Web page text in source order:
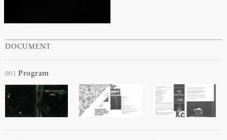
DOCUMENT
001 Program